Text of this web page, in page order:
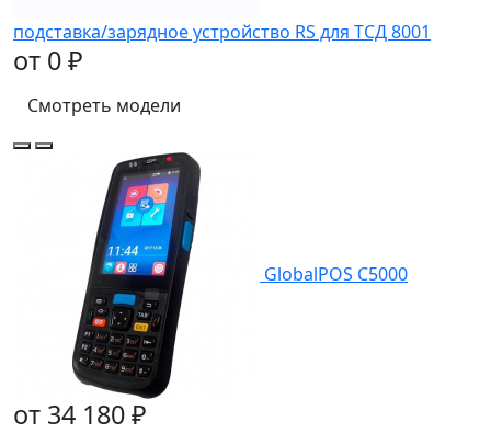
подставка/зарядное устройство RS для ТСД 8001
от 0 ₽
Смотреть модели
GlobalPOS C5000
от 34 180 ₽